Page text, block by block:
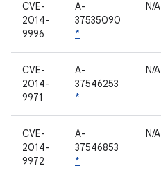
CVE-
2014-
9996
A-
37535090
*
N/A
CVE-
2014-
9971
A-
37546253
*
N/A
CVE-
2014-
9972
A-
37546853
*
N/A